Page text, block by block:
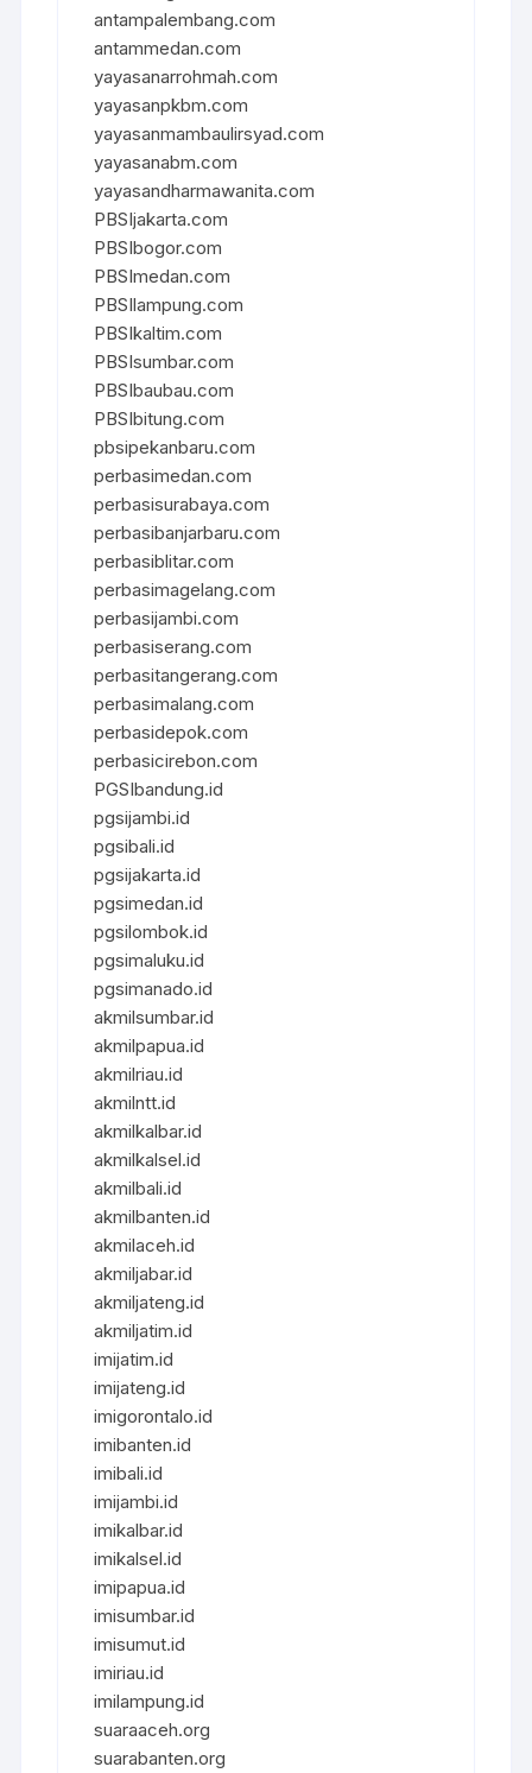
antampalembang.com
antammedan.com
yayasanarrohmah.com
yayasanpkbm.com
yayasanmambaulirsyad.com
yayasanabm.com
yayasandharmawanita.com
PBSIjakarta.com
PBSIbogor.com
PBSImedan.com
PBSIlampung.com
PBSIkaltim.com
PBSIsumbar.com
PBSIbaubau.com
PBSIbitung.com
pbsipekanbaru.com
perbasimedan.com
perbasisurabaya.com
perbasibanjarbaru.com
perbasiblitar.com
perbasimagelang.com
perbasijambi.com
perbasiserang.com
perbasitangerang.com
perbasimalang.com
perbasidepok.com
perbasicirebon.com
PGSIbandung.id
pgsijambi.id
pgsibali.id
pgsijakarta.id
pgsimedan.id
pgsilombok.id
pgsimaluku.id
pgsimanado.id
akmilsumbar.id
akmilpapua.id
akmilriau.id
akmilntt.id
akmilkalbar.id
akmilkalsel.id
akmilbali.id
akmilbanten.id
akmilaceh.id
akmiljabar.id
akmiljateng.id
akmiljatim.id
imijatim.id
imijateng.id
imigorontalo.id
imibanten.id
imibali.id
imijambi.id
imikalbar.id
imikalsel.id
imipapua.id
imisumbar.id
imisumut.id
imiriau.id
imilampung.id
suaraaceh.org
suarabanten.org